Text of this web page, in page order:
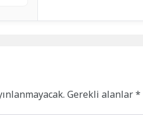
Gerekli alanlar*